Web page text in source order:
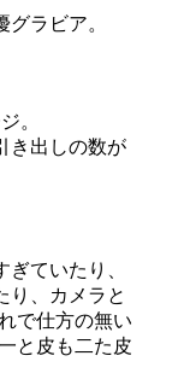
ラビア。
。
き出しの数が
ていたり、
り、カメラと
で仕方の無い
と皮も二た皮